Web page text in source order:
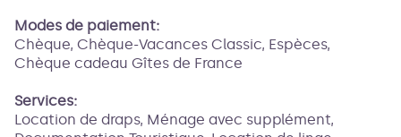
Modes de paiement:
Chèque, Chèque-Vacances Classic, Espèces,
Chèque cadeau Gîtes de France
Services:
Location de draps, Ménage avec supplément,